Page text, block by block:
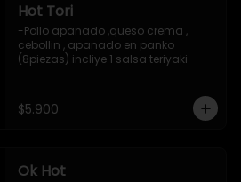
Hot Tori
-Pollo apanado ,queso crema ,
cebollin , apanado en panko
(8piezas) incliye 1 salsa teriyaki
$5.900
Ok Hot